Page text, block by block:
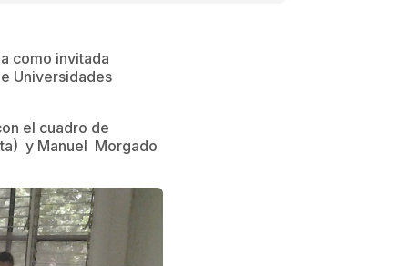
como invitada
Universidades
el cuadro de
y Manuel Morgado